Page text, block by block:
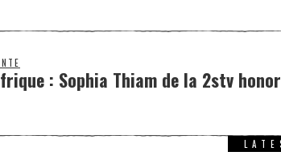
: Sophia Thiam de la 2stv